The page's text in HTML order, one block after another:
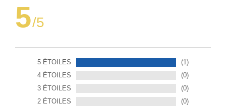
5
/5
5 ÉTOILES
4 ÉTOILES
3 ÉTOILES
2 ÉTOILES
(1)
(0)
(0)
(0)